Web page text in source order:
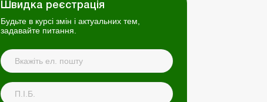
Швидка реєстрація
Будьте в курсі змін і актуальних тем,
задавайте питання.